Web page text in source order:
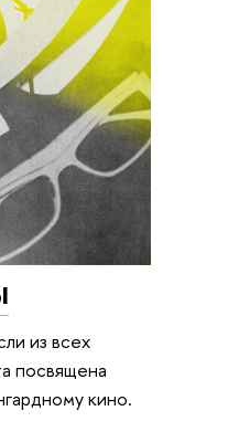
из всех
посвящена
кино.